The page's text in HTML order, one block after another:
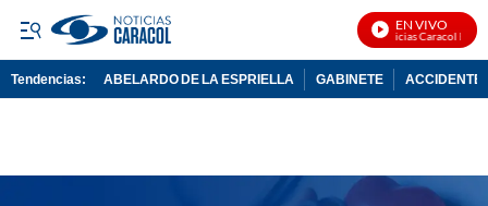
EN VIVO
Noticias Caracol En
Tendencias: ABELARDO DE LA ESPRIELLA GABINETE ACCIDENTE